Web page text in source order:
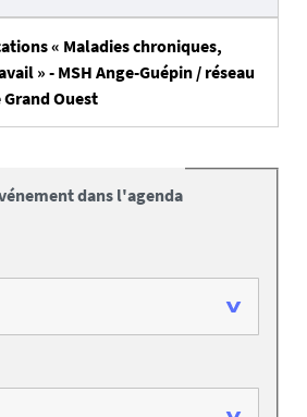
« Maladies chroniques,
» - MSH Ange-Guépin / réseau
Grand Ouest
dans l'agenda